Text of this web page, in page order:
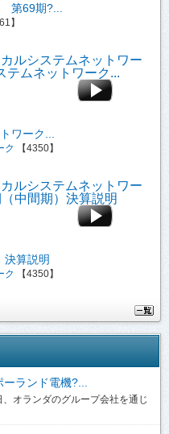
第69期?...
】
ワーク...
ク 【4350】
決算説明
ク 【4350】
ランド電機?...
オランダのグループ会社を通じ